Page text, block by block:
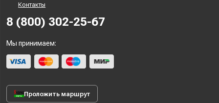
Контакты
8 (800) 302-25-67
Мы принимаем:
Проложить маршрут